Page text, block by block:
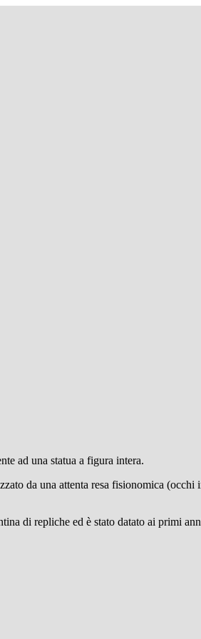
ad una statua a figura intera.
da una attenta resa fisionomica
di repliche ed è stato datato ai primi